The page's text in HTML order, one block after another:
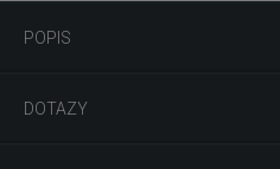
POPIS
DOTAZY